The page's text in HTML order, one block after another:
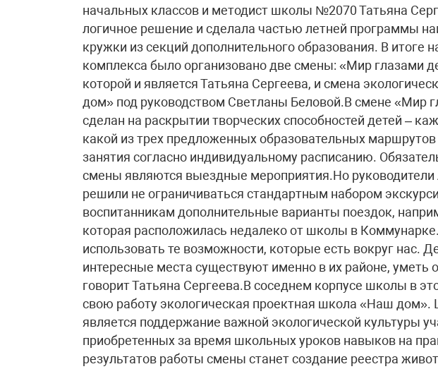
начальных классов и методист школы №2070 Татьяна
логичное решение и сделала частью летней программы
кружки из секций дополнительного образования. В итоге
комплекса было организовано две смены: «Мир глазами
которой и является Татьяна Сергеева, и смена
дом» под руководством Светланы Беловой.В смене «Мир
сделан на раскрытии творческих способностей детей –
какой из трех предложенных образовательных
занятия согласно индивидуальному расписанию.
смены являются выездные мероприятия.Но
решили не ограничиваться стандартным набором
воспитанникам дополнительные варианты поездок,
которая расположилась недалеко от школы в
использовать те возможности, которые есть вокруг нас.
интересные места существуют именно в их районе, уметь
говорит Татьяна Сергеева.В соседнем корпусе школы в
свою работу экологическая проектная школа «Наш
является поддержание важной экологической культуры
приобретенных за время школьных уроков навыков на
результатов работы смены станет создание реестра